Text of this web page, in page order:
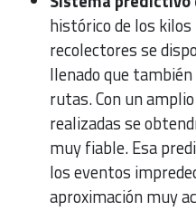
histórico de los
recolectores se
llenado que
rutas. Con un
realizadas se
muy fiable. Esa
los eventos
aproximación muy